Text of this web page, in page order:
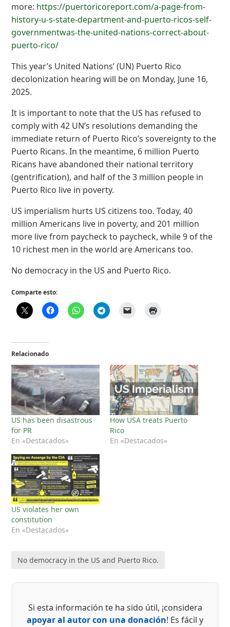
more: https://puertoricoreport.com/a-page-from-
history-u-s-state-department-and-puerto-ricos-self-
governmentwas-the-united-nations-correct-about-
puerto-rico/
This year’s United Nations’ (UN) Puerto Rico
decolonization hearing will be on Monday, June 16,
2025.
It is important to note that the US has refused to
comply with 42 UN’s resolutions demanding the
immediate return of Puerto Rico’s sovereignty to the
Puerto Ricans. In the meantime, 6 million Puerto
Ricans have abandoned their national territory
(gentrification), and half of the 3 million people in
Puerto Rico live in poverty.
US imperialism hurts US citizens too. Today, 40
million Americans live in poverty, and 201 million
more live from paycheck to paycheck, while 9 of the
10 richest men in the world are Americans too.
No democracy in the US and Puerto Rico.
Comparte esto:
Relacionado
US has been disastrous
for PR
En «Destacados»
How USA treats Puerto
Rico
En «Destacados»
US violates her own
constitution
En «Destacados»
No democracy in the US and Puerto Rico.
Si esta información te ha sido útil, ¡considera
apoyar al autor con una donación! Es fácil y